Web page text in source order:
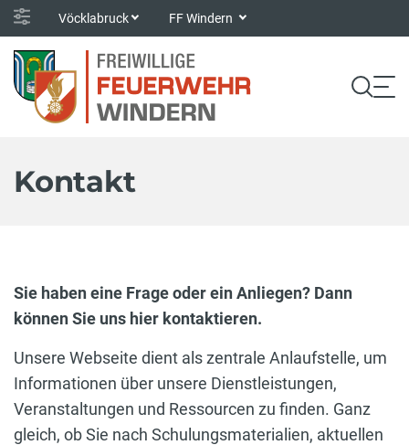
Vöcklabruck FF Windern
Kontakt
Sie haben eine Frage oder ein Anliegen? Dann
können Sie uns hier kontaktieren.
Unsere Webseite dient als zentrale Anlaufstelle, um
Informationen über unsere Dienstleistungen,
Veranstaltungen und Ressourcen zu finden. Ganz
gleich, ob Sie nach Schulungsmaterialien, aktuellen